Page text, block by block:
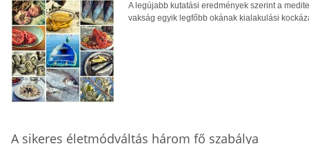
A legújabb kutatási eredmények szerint a
vakság egyik legfőbb okának kialakulási
A sikeres életmódváltás három fő szabálya